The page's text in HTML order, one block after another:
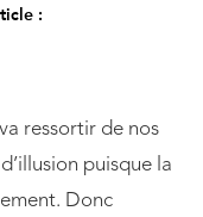
:
ressortir de nos
puisque la
Donc